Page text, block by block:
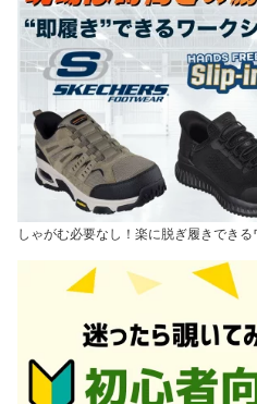
しゃがむ必要なし！楽に脱ぎ履きでき